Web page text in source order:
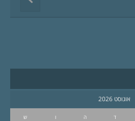
אוגוסט 2026
ד ה ו ש